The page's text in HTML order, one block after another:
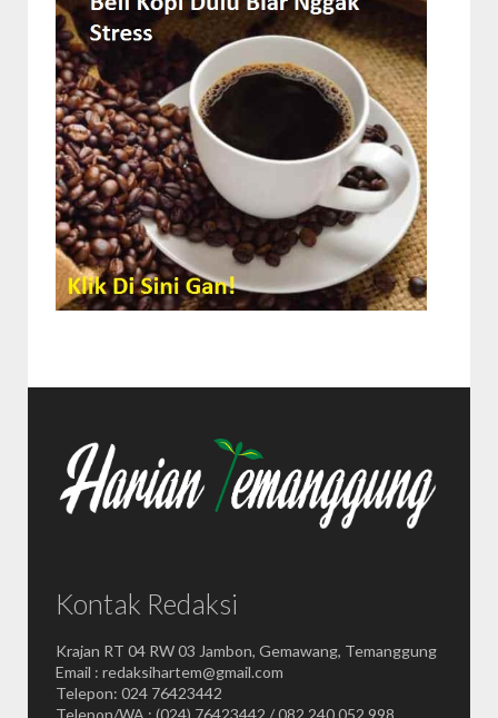
Kontak Redaksi
Krajan RT 04 RW 03 Jambon, Gemawang, Temanggung
Email : redaksihartem@gmail.com
Telepon: 024 76423442